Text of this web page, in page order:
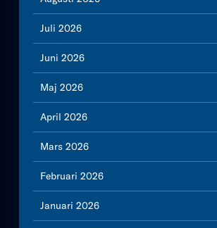
Juli 2026
Juni 2026
Maj 2026
April 2026
Mars 2026
Februari 2026
Januari 2026